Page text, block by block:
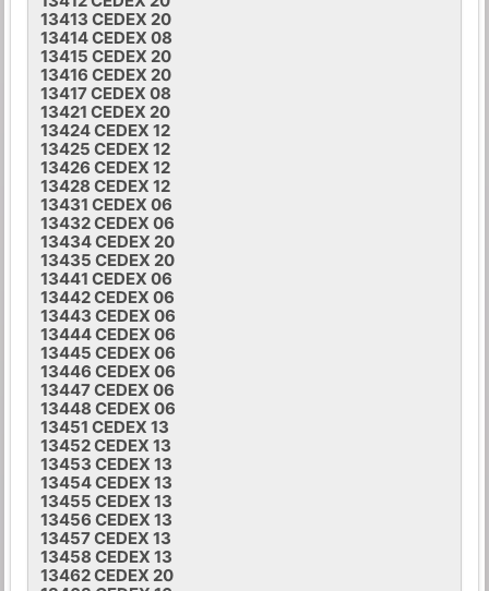
13413 CEDEX 20
13414 CEDEX 08
13415 CEDEX 20
13416 CEDEX 20
13417 CEDEX 08
13421 CEDEX 20
13424 CEDEX 12
13425 CEDEX 12
13426 CEDEX 12
13428 CEDEX 12
13431 CEDEX 06
13432 CEDEX 06
13434 CEDEX 20
13435 CEDEX 20
13441 CEDEX 06
13442 CEDEX 06
13443 CEDEX 06
13444 CEDEX 06
13445 CEDEX 06
13446 CEDEX 06
13447 CEDEX 06
13448 CEDEX 06
13451 CEDEX 13
13452 CEDEX 13
13453 CEDEX 13
13454 CEDEX 13
13455 CEDEX 13
13456 CEDEX 13
13457 CEDEX 13
13458 CEDEX 13
13462 CEDEX 20